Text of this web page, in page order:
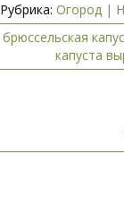
Рубрика: Огород |
брюссельская
капуста